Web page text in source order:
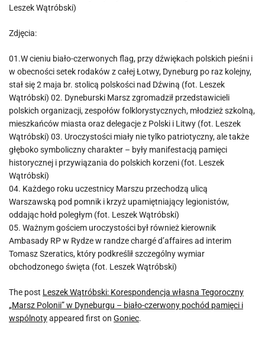
Leszek Wątróbski)
Zdjęcia:
01.W cieniu biało-czerwonych flag, przy dźwiękach polskich pieśni i
w obecności setek rodaków z całej Łotwy, Dyneburg po raz kolejny,
stał się 2 maja br. stolicą polskości nad Dźwiną (fot. Leszek
Wątróbski) 02. Dyneburski Marsz zgromadził przedstawicieli
polskich organizacji, zespołów folklorystycznych, młodzież szkolną,
mieszkańców miasta oraz delegacje z Polski i Litwy (fot. Leszek
Wątróbski) 03. Uroczystości miały nie tylko patriotyczny, ale także
głęboko symboliczny charakter – były manifestacją pamięci
historycznej i przywiązania do polskich korzeni (fot. Leszek
Wątróbski)
04. Każdego roku uczestnicy Marszu przechodzą ulicą
Warszawską pod pomnik i krzyż upamiętniający legionistów,
oddając hołd poległym (fot. Leszek Wątróbski)
05. Ważnym gościem uroczystości był również kierownik
Ambasady RP w Rydze w randze chargé d’affaires ad interim
Tomasz Szeratics, który podkreślił szczególny wymiar
obchodzonego święta (fot. Leszek Wątróbski)
The post Leszek Wątróbski: Korespondencja własna Tegoroczny
„Marsz Polonii” w Dyneburgu – biało-czerwony pochód pamięci i
wspólnotyappeared first on Goniec.